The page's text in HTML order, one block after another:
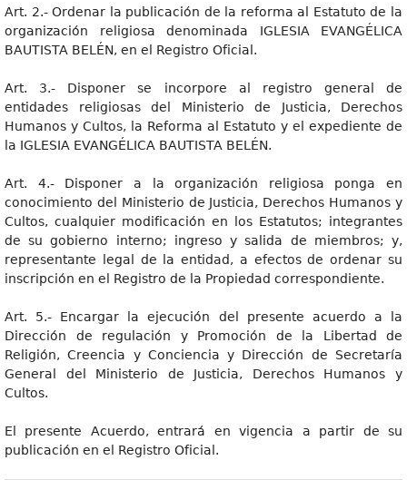
Art. 2.- Ordenar la publicación de la reforma al Estatuto de la
organización religiosa denominada IGLESIA EVANGÉLICA
BAUTISTA BELÉN, en el Registro Oficial.
Art. 3.- Disponer se incorpore al registro general de
entidades religiosas del Ministerio de Justicia, Derechos
Humanos y Cultos, la Reforma al Estatuto y el expediente de
la IGLESIA EVANGÉLICA BAUTISTA BELÉN.
Art. 4.- Disponer a la organización religiosa ponga en
conocimiento del Ministerio de Justicia, Derechos Humanos y
Cultos, cualquier modificación en los Estatutos; integrantes
de su gobierno interno; ingreso y salida de miembros; y,
representante legal de la entidad, a efectos de ordenar su
inscripción en el Registro de la Propiedad correspondiente.
Art. 5.- Encargar la ejecución del presente acuerdo a la
Dirección de regulación y Promoción de la Libertad de
Religión, Creencia y Conciencia y Dirección de Secretaría
General del Ministerio de Justicia, Derechos Humanos y
Cultos.
El presente Acuerdo, entrará en vigencia a partir de su
publicación en el Registro Oficial.